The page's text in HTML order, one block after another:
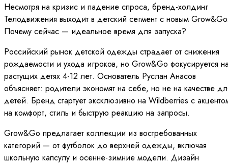
Несмотря на кризис и падение спроса, бренд-холдинг
Телодвижения выходит в детский сегмент с новым
Почему сейчас — идеальное время для запуска?
Российский рынок детской одежды страдает от снижения
рождаемости и ухода игроков, но Grow&Go фокусируется
растущих детях 4-12 лет. Основатель Руслан Анасов
объясняет: родители экономят на себе, но не на качестве
детей. Бренд стартует эксклюзивно на Wildberries с
на комфорт, стиль и быструю реакцию на запросы.
Grow&Go предлагает коллекции из востребованных
категорий — от футболок до верхней одежды, включая
школьную капсулу и осенне-зимние модели. Дизайн